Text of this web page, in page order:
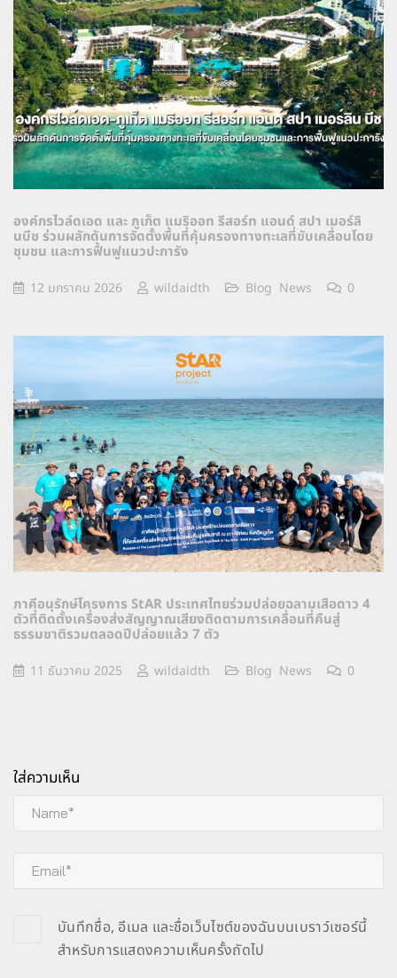
องค์กรไวล์ดเอด และ ภูเก็ต แมริออท รีสอร์ท แอนด์ สปา เมอร์ลิ
นบีช ร่วมผลักดันการจัดตั้งพื้นที่คุ้มครองทางทะเลที่ขับเคลื่อนโดย
ชุมชน และการฟื้นฟูแนวปะการัง
12 มกราคม 2026 wildaidth Blog News 0
ภาคีอนุรักษ์โครงการ StAR ประเทศไทยร่วมปล่อยฉลามเสือดาว 4
ตัวที่ติดตั้งเครื่องส่งสัญญาณเสียงติดตามการเคลื่อนที่คืนสู่
ธรรมชาติรวมตลอดปีปล่อยแล้ว 7 ตัว
11 ธันวาคม 2025 wildaidth Blog News 0
ใส่ความเห็น
บันทึกชื่อ, อีเมล และชื่อเว็บไซต์ของฉันบนเบราว์เซอร์นี้
สำหรับการแสดงความเห็นครั้งถัดไป